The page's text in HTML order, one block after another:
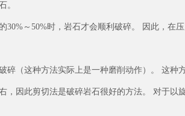
。
～50%时，岩石才会顺利破碎。 因此，在
这种方法实际上是一种磨削动作）。 这种
因此剪切法是破碎岩石很好的方法。 对于